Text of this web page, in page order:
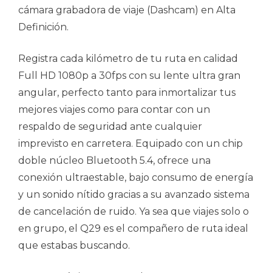
cámara grabadora de viaje (Dashcam) en Alta
Definición.
Registra cada kilómetro de tu ruta en calidad
Full HD 1080p a 30fps con su lente ultra gran
angular, perfecto tanto para inmortalizar tus
mejores viajes como para contar con un
respaldo de seguridad ante cualquier
imprevisto en carretera. Equipado con un chip
doble núcleo Bluetooth 5.4, ofrece una
conexión ultraestable, bajo consumo de energía
y un sonido nítido gracias a su avanzado sistema
de cancelación de ruido. Ya sea que viajes solo o
en grupo, el Q29 es el compañero de ruta ideal
que estabas buscando.